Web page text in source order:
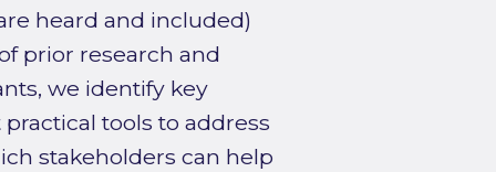
heard and included)
prior research and
we identify key
tools to address
stakeholders can help